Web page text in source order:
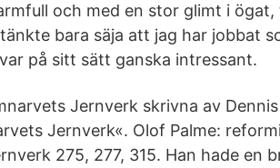
och med en stor glimt i
bara säja att jag har jobbat
på sitt sätt ganska intressant.
Jernverk skrivna av
Jernverk«. Olof Palme:
275, 277, 315. Han hade en